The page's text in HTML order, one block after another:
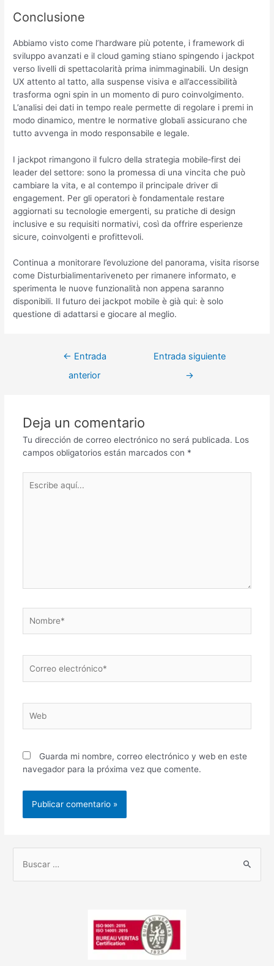
Conclusione
Abbiamo visto come l’hardware più potente, i framework di
sviluppo avanzati e il cloud gaming stiano spingendo i jackpot
verso livelli di spettacolarità prima inimmaginabili. Un design
UX attento al tatto, alla suspense visiva e all’accessibilità
trasforma ogni spin in un momento di puro coinvolgimento.
L’analisi dei dati in tempo reale permette di regolare i premi in
modo dinamico, mentre le normative globali assicurano che
tutto avvenga in modo responsabile e legale.
I jackpot rimangono il fulcro della strategia mobile‑first dei
leader del settore: sono la promessa di una vincita che può
cambiare la vita, e al contempo il principale driver di
engagement. Per gli operatori è fondamentale restare
aggiornati su tecnologie emergenti, su pratiche di design
inclusive e su requisiti normativi, così da offrire esperienze
sicure, coinvolgenti e profittevoli.
Continua a monitorare l’evoluzione del panorama, visita risorse
come Disturbialimentariveneto per rimanere informato, e
sperimenta le nuove funzionalità non appena saranno
disponibili. Il futuro dei jackpot mobile è già qui: è solo
questione di adattarsi e giocare al meglio.
← Entrada
anterior
Entrada siguiente
→
Deja un comentario
Tu dirección de correo electrónico no será publicada. Los
campos obligatorios están marcados con *
Guarda mi nombre, correo electrónico y web en este
navegador para la próxima vez que comente.